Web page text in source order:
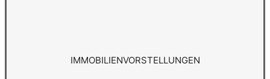
IMMOBILIENVORSTELLUNGEN